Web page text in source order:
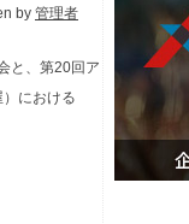
by 管理者
と、第20回ア
における